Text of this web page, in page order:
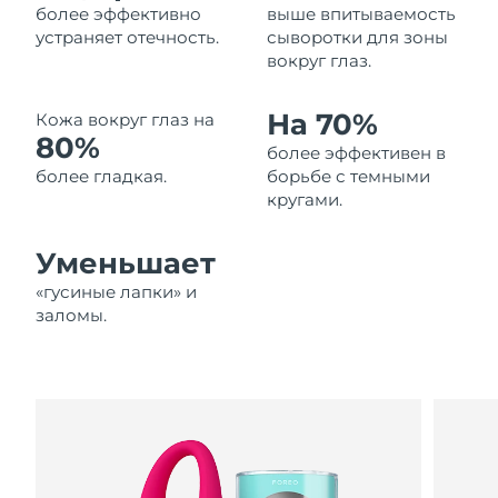
более эффективно
устраняет отечность.
выше впитываемость
сыворотки для зоны
вокруг глаз.
Кожа вокруг глаз на
80%
более гладкая.
На 70%
более эффективен в
борьбе с темными
кругами.
Уменьшает
«гусиные лапки» и
заломы.
Ожидаемая дата доставки
8/12/26
Люксембург
Ожидаемая дата доставки
8/11/26
Малайзия
Ожидаемая дата доставки